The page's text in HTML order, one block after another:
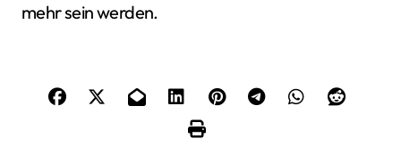
mehr sein werden.